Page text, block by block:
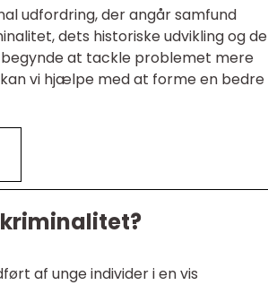
udfordring, der angår samfund
dets historiske udvikling og de
at tackle problemet mere
vi hjælpe med at forme en bedre
af unge individer i en vis